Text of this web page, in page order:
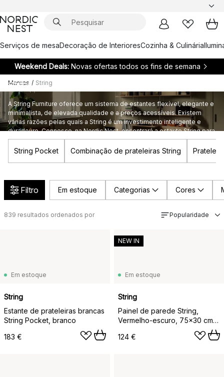
Serviços de mesaDecoração de InterioresCozinha & Culinária
Weekend Deals: Novas ofertas todos os fins de semana
Marcas / String
String
A String Furniture oferece um sistema de estantes flexível, elegante e
minimalista, de elevada qualidade e a preços acessíveis. Existem
várias razões pelas quais a String é um investimento inteligente e
duradouro. Connosco, na Nordic Nest, encontrará a estante String para
a sua casa!
String Pocket Combinação de prateleiras String
Filtro Em estoque Categorias Cores
839 resultados ordenados por Popularidade
Em estoque
String
Estante de prateleiras brancas
String Pocket, branco
183 €
Em estoque
String
Painel de parede String,
Vermelho-escuro, 75x30 cm,
124 €
NEW IN